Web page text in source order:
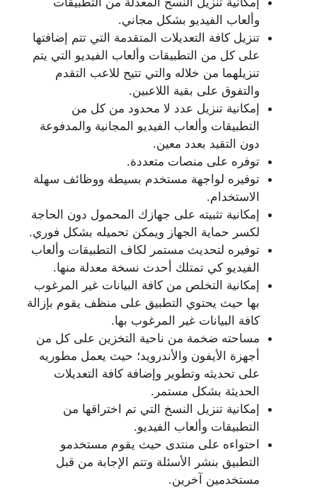
وألعاب الفيديو بشكل مجاني.
تنزيل كافة التعديلات المتقدمة التي تتم إضافتها
على كل من التطبيقات وألعاب الفيديو التي يتم
تنزيلهما من خلاله والتي تتيح للاعب التقدم
والتفوق على بقية اللاعبين.
إمكانية تنزيل عدد لا محدود من كل من
التطبيقات وألعاب الفيديو المجانية والمدفوعة
دون التقيد بعدد معين.
توفره على منصات متعددة.
توفيره لواجهة مستخدم بسيطة ووظائف سهلة
الاستخدام.
إمكانية تثبيته على جهازك المحمول دون الحاجة
لكسر حماية الجهاز ويمكن تحميله بشكل فوري.
توفيره لتحديث مستمر لكاف التطبيقات وألعاب
الفيديو كي تمتلك أحدث نسخة معدلة منها.
إمكانية التخلص من كافة البيانات غير المرغوب
بها حيث يحتوي التطبيق على منظف يقوم بإزالة
كافة البيانات غير المرغوب بها.
مساحته ضخمة من ناحية التخزين على كل من
أجهزة الأيفون والأندرويد؛ حيث يعمل مطوريه
على تحديثه وتطوير وإضافة كافة التعديلات
الحديثة بشكل مستمر.
إمكانية تنزيل النسخ التي تم اختراقها من
التطبيقات وألعاب الفيديو.
احتواءه على منتدى حيث يقوم مستخدمو
التطبيق بنشر الأسئلة وتتم الإجابة من قبل
مستخدمين آخرين.